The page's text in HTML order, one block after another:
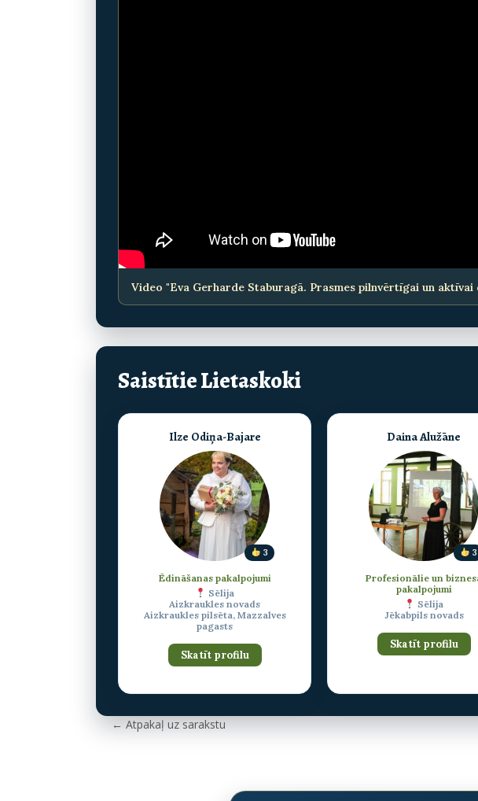
Video "Eva Gerharde Staburagā. Prasmes pilnvērtīgai un aktīvai
Saistītie Lietaskoki
Ilze Odiņa-Bajare
3
Ēdināšanas pakalpojumi
Sēlija
Aizkraukles novads
Aizkraukles pilsēta, Mazzalves
pagasts
Skatīt profilu
Daina Alužāne
3
Profesionālie un
pakalpojumi
Sēlija
Jēkabpils novads
Skatīt profilu
← Atpakaļ uz sarakstu